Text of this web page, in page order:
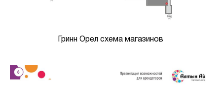
Гринн Орел схема магазинов